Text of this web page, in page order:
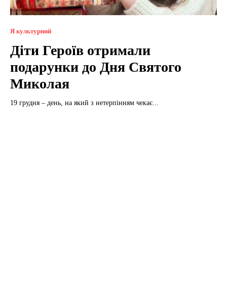
Я культурний
Діти Героїв отримали
подарунки до Дня Святого
Миколая
19 грудня – день, на який з нетерпінням чекає...